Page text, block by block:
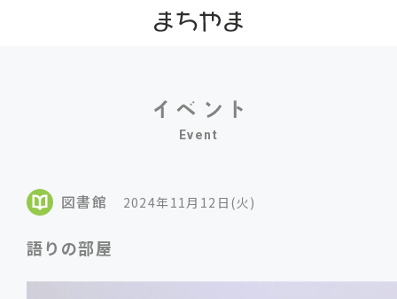
Event
図書館 2024年11月12日(火)
語りの部屋